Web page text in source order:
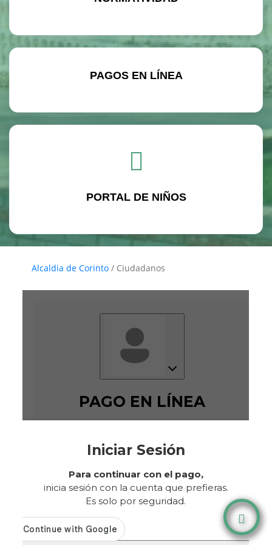
PAGOS EN LÍNEA
PORTAL DE NIÑOS
Alcaldia de Corinto / Ciudadanos